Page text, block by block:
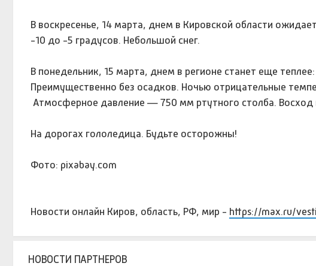
В воскресенье, 14 марта, днем в Кировской области
-10 до -5 градусов. Небольшой снег.
В понедельник, 15 марта, днем в регионе станет еще
Преимущественно без осадков. Ночью отрицательные
Атмосферное давление — 750 мм ртутного столба. Восход
На дорогах гололедица. Будьте осторожны!
Фото: pixabay.com
Новости онлайн Киров, область, РФ, мир - https://max.ru/
НОВОСТИ ПАРТНЕРОВ